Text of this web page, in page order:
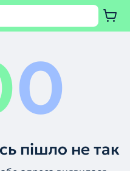
0
пішло не так